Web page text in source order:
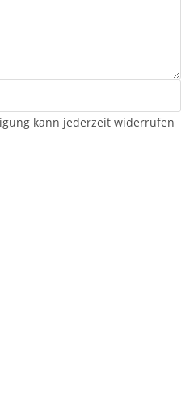
kann jederzeit widerrufen